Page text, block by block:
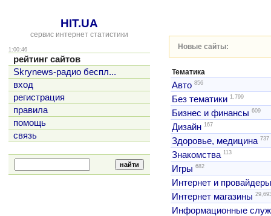
HIT.UA
сервис интернет статистики
1:00:46
рейтинг сайтов
Skrynews-радио беспл...
вход
регистрация
правила
помощь
связь
Новые сайты:
Тематика
Авто 856
Без тематики 1,799
Бизнес и финансы 609
Дизайн 167
Здоровье, медицина 737
Знакомства 113
Игры 682
Интернет и провайдеры
Интернет магазины
Информационные